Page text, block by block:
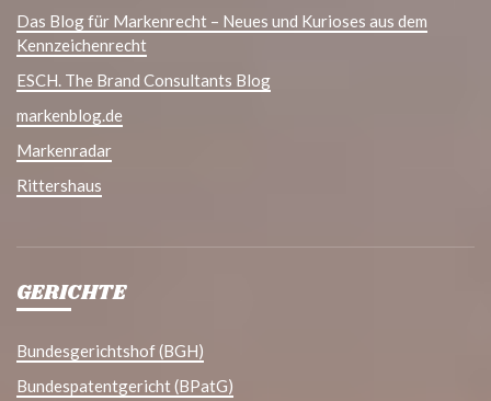
Das Blog für Markenrecht – Neues und Kurioses aus dem
Kennzeichenrecht
ESCH. The Brand Consultants Blog
markenblog.de
Markenradar
Rittershaus
GERICHTE
Bundesgerichtshof (BGH)
Bundespatentgericht (BPatG)